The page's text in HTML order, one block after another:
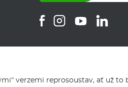
verzemi reprosoustav, ať už